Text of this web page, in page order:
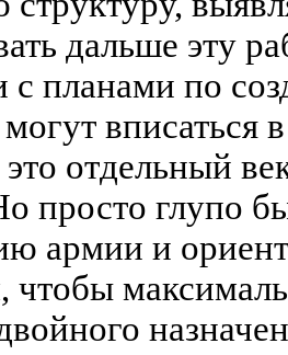
дальше эту
с планами по
вписаться
отдельный
просто глупо
армии и
чтобы